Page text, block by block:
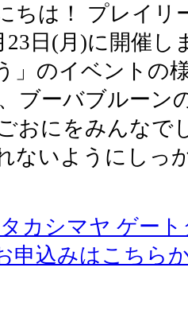
ちは！ プレイリ
23日(月)に開催
」のイベントの
ブーバブルーン
おにをみんなで
ないようにしっ
カシマヤ ゲー
申込みはこちら